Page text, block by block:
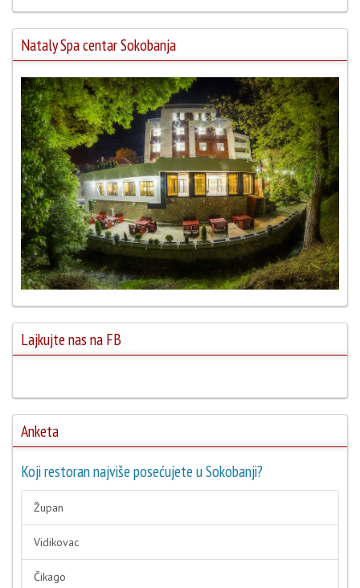
Nataly Spa centar Sokobanja
Lajkujte nas na FB
Anketa
Koji restoran najviše posećujete u Sokobanji?
Župan
Vidikovac
Čikago